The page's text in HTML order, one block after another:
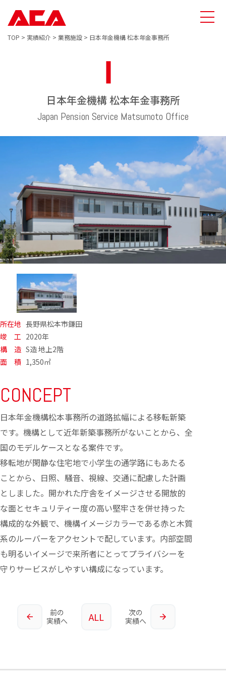
TOP > 実績紹介 > 業務施設 > 日本年金機構 松本年金事務所
日本年金機構 松本年金事務所
Japan Pension Service Matsumoto Office
所在地 長野県松本市鎌田
竣 工 2020年
構 造 S造 地上2階
面 積 1,350㎡
CONCEPT
日本年金機構松本事務所の道路拡幅による移転新築
です。機構として近年新築事務所がないことから、全
国のモデルケースとなる案件です。
移転地が閑静な住宅地で小学生の通学路にもあたる
ことから、日照、騒音、視線、交通に配慮した計画
としました。開かれた庁舎をイメージさせる開放的
な面とセキュリティー度の高い堅牢さを併せ持った
構成的な外観で、機構イメージカラーである赤と木質
系のルーバーをアクセントで配しています。内部空間
も明るいイメージで来所者にとってプライバシーを
守りサービスがしやすい構成になっています。
前の
実績へ
ALL
次の
実績へ